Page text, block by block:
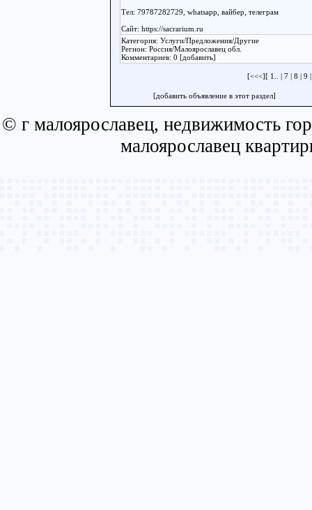
Тел: 79787282729, whatsapp, вайбер, телеграм
Сайт: https://sacrarium.ru
Категория: Услуги/Предложения/Другие
Регион: Россия/Малоярославец обл.
Комментариев: 0 [добавить]
[<<<][ 1.. | 7 | 8 | 9
[добавить объявление в этот раздел]
© г малоярославец, недвижимость
малоярославец